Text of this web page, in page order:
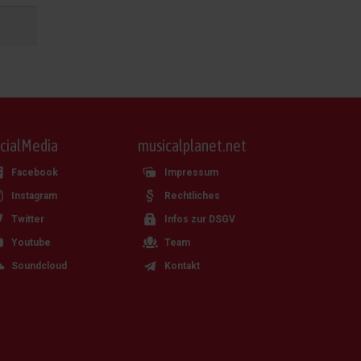
Facebook
Instagram
Twitter
Youtube
Soundcloud
musicalplanet.net
Impressum
Rechtliches
Infos zur DSGV
Team
Kontakt